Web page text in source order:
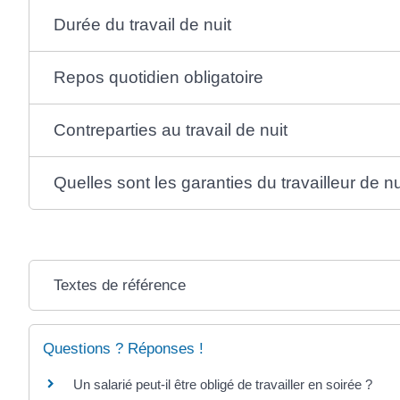
Durée du travail de nuit
Repos quotidien obligatoire
Contreparties au travail de nuit
Quelles sont les garanties du travailleur de
Textes de référence
Questions ? Réponses !
Un salarié peut-il être obligé de travailler en soirée ?